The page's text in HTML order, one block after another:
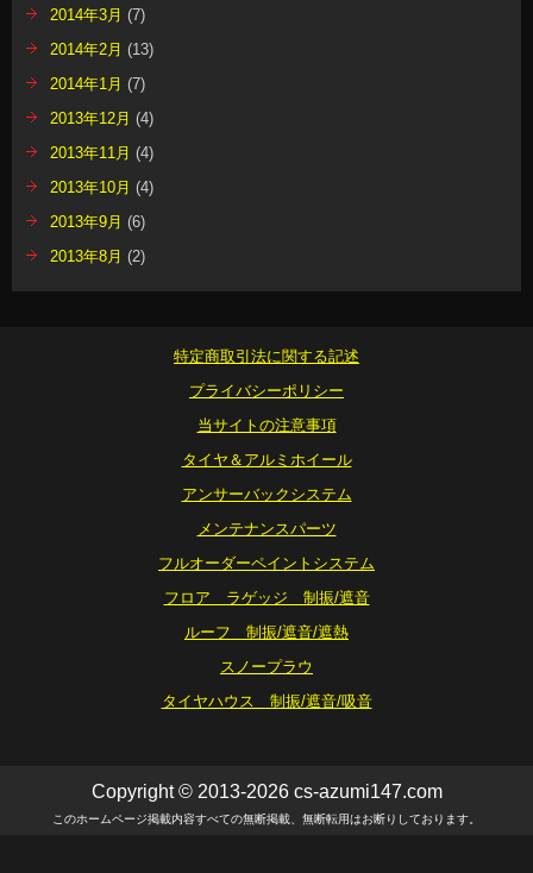
2014年3月 (7)
2014年2月 (13)
2014年1月 (7)
2013年12月 (4)
2013年11月 (4)
2013年10月 (4)
2013年9月 (6)
2013年8月 (2)
特定商取引法に関する記述
プライバシーポリシー
当サイトの注意事項
タイヤ＆アルミホイール
アンサーバックシステム
メンテナンスパーツ
フルオーダーペイントシステム
フロア ラゲッジ 制振/遮音
ルーフ 制振/遮音/遮熱
スノープラウ
タイヤハウス 制振/遮音/吸音
Copyright © 2013-2026 cs-azumi147.com
このホームページ掲載内容すべての無断掲載、無断転用はお断りしております。